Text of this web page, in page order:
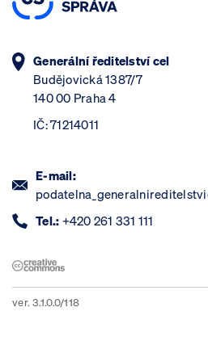
Generální ředitelství cel
Budějovická 1387/7
140 00 Praha 4
IČ: 71214011
E-mail:
Tel.: +420 261 331 111
ver. 3.1.0.0/118